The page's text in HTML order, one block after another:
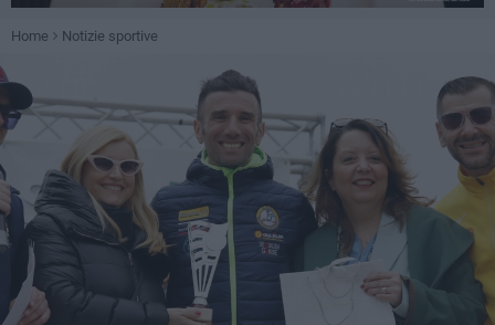
Home Notizie sportive